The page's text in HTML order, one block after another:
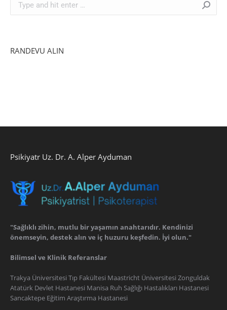
RANDEVU ALIN
Psikiyatr Uz. Dr. A. Alper Ayduman
"Sağlıklı zihin, mutlu bir yaşamın anahtarıdır. Kendinizi
önemseyin, destek alın ve iç huzuru keşfedin. İyi olun."
Bilimsel ve Klinik Referanslar
Trakya Üniversitesi Tıp Fakültesi Maastricht Üniversitesi Zonguldak
Atatürk Devlet Hastanesi Manisa Ruh Sağlığı Hastalıkları Hastanesi
Sancaktepe Eğitim Araştırma Hastanesi